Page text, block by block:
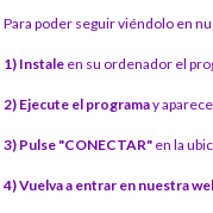
Para poder seguir viéndolo en
1) Instale en su ordenador el
2) Ejecute el programay
3) Pulse "CONECTAR" en la
4) Vuelva a entrar en nuestra